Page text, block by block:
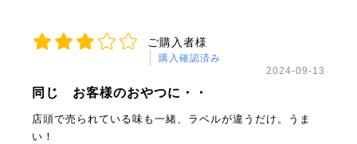
ご購入者様
購入確認済み
2024-09-13
同じ お客様のおやつに・・
店頭で売られている味も一緒、ラベルが違うだけ。うま
い！